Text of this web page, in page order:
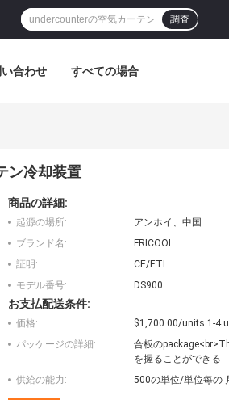
調査
合わせ すべての場合
ン冷却装置
商品の詳細:
起源の場所:
アンホイ、中国
ブランド名:
FRICOOL
証明:
CE/ETL
モデル番号:
DS900
お支払配送条件:
価格:
$1,700.00/units 1-4
パッケージの詳細:
合板の
を握ることができる
供給の能力:
500の単位/単位每の